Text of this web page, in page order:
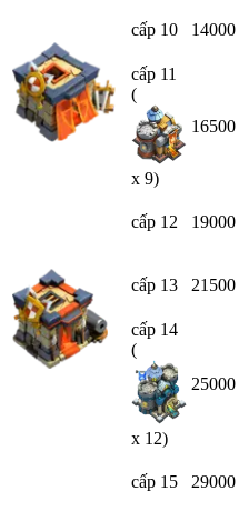
cấp 10 14000
cấp 11
(
x 9)
16500
cấp 12 19000
cấp 13 21500
cấp 14
(
x 12)
25000
cấp 15 29000